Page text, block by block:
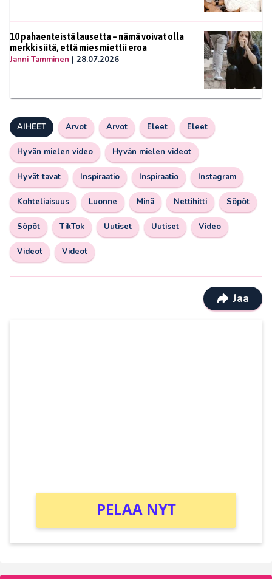
10 pahaenteistä lausetta – nämä voivat olla
merkki siitä, että mies miettii eroa
Janni Tamminen | 28.07.2026
AIHEET Arvot Arvot Eleet Eleet
Hyvän mielen video Hyvän mielen videot
Hyvät tavat Inspiraatio Inspiraatio Instagram
Kohteliaisuus Luonne Minä Nettihitti Söpöt
Söpöt TikTok Uutiset Uutiset Video
Videot Videot
Jaa
PELAA NYT